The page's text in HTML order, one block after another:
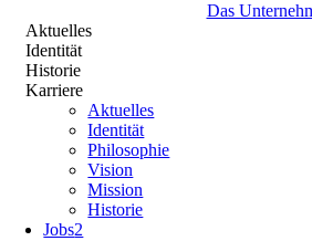
Das
Aktuelles
Identität
Historie
Karriere
Aktuelles
Identität
Philosophie
Vision
Mission
Historie
Jobs2